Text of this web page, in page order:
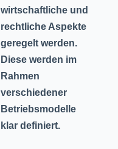
wirtschaftliche und
rechtliche Aspekte
geregelt werden.
Diese werden im
Rahmen
verschiedener
Betriebsmodelle
klar definiert.